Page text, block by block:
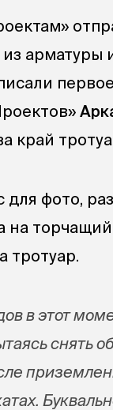
арматуры
край
фото,
на
тротуар.
в этот
снять